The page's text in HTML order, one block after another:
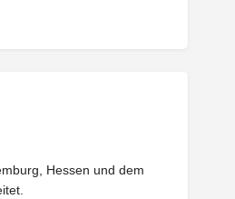
Hessen und dem